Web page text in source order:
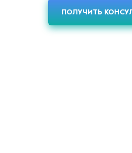
ПОЛУЧИТЬ